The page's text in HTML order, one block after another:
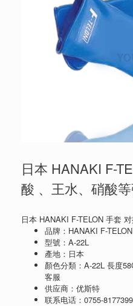
日本 HANAKI F-
酸 、王水、硝酸
日本 HANAKI F-TELON 手套
品牌：HANAKI F-TELON
型號：A-22L
產地：日本
顏色分類：A-22L 長度
客服
供应商：优斯特
联系电话： 0755-